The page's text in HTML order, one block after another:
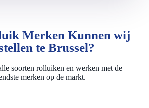
Merken Kunnen wij
te Brussel?
soorten rolluiken en werken met de
merken op de markt.